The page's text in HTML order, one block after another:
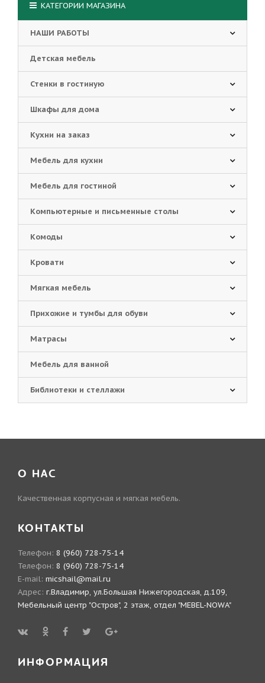
КАТЕГОРИИ МАГАЗИНА
НАШИ РАБОТЫ
Детская мебель
Стенки в гостиную
Шкафы для дома
Кухни на заказ
Мебель для кухни
Мебель для гостиной
Компьютерные и письменные столы
Комоды
Кровати
Мягкая мебель
Прихожие и тумбы для обуви
Матрасы
Мебель для ванной
Библиотеки и стеллажи
О НАС
Качественная корпусная и мягкая мебель.
КОНТАКТЫ
Телефон: 8 (960) 728-75-14
Телефон: 8 (960) 728-75-14
E-mail: micshail@mail.ru
Адрес: г.Владимир, ул.Большая Нижегородская, д.109,
Мебельный центр "Остров", 2 этаж, отдел "MEBEL-NOWA"
ИНФОРМАЦИЯ